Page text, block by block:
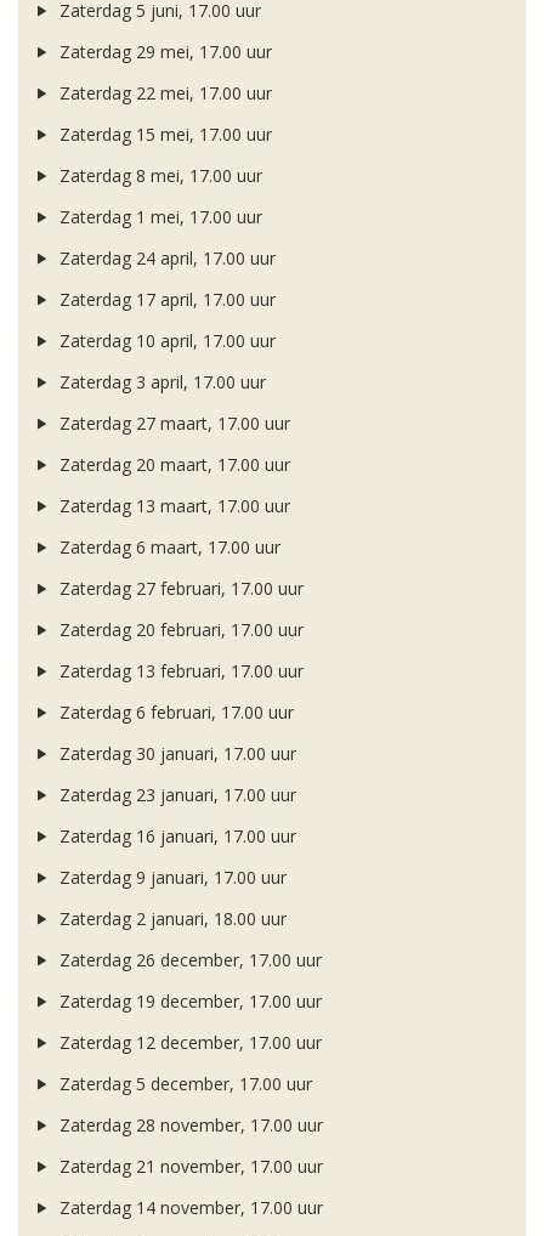
Zaterdag 5 juni, 17.00 uur
Zaterdag 29 mei, 17.00 uur
Zaterdag 22 mei, 17.00 uur
Zaterdag 15 mei, 17.00 uur
Zaterdag 8 mei, 17.00 uur
Zaterdag 1 mei, 17.00 uur
Zaterdag 24 april, 17.00 uur
Zaterdag 17 april, 17.00 uur
Zaterdag 10 april, 17.00 uur
Zaterdag 3 april, 17.00 uur
Zaterdag 27 maart, 17.00 uur
Zaterdag 20 maart, 17.00 uur
Zaterdag 13 maart, 17.00 uur
Zaterdag 6 maart, 17.00 uur
Zaterdag 27 februari, 17.00 uur
Zaterdag 20 februari, 17.00 uur
Zaterdag 13 februari, 17.00 uur
Zaterdag 6 februari, 17.00 uur
Zaterdag 30 januari, 17.00 uur
Zaterdag 23 januari, 17.00 uur
Zaterdag 16 januari, 17.00 uur
Zaterdag 9 januari, 17.00 uur
Zaterdag 2 januari, 18.00 uur
Zaterdag 26 december, 17.00 uur
Zaterdag 19 december, 17.00 uur
Zaterdag 12 december, 17.00 uur
Zaterdag 5 december, 17.00 uur
Zaterdag 28 november, 17.00 uur
Zaterdag 21 november, 17.00 uur
Zaterdag 14 november, 17.00 uur